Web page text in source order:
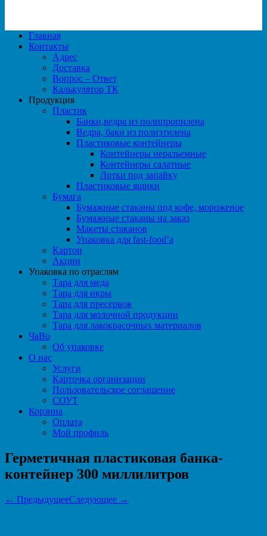
Главная
Контакты
Адрес
Доставка
Вопрос – Ответ
Калькулятор ТК
Продукция
Пластик
Банки,ведра из полипропилена
Ведра, баки из полиэтилена
Пластиковые контейнеры
Контейнеры неразъемные
Контейнеры салатные
Лотки под запайку
Пластиковые ящики
Бумага
Бумажные стаканы под кофе, мороженое
Бумажные стаканы на заказ
Макеты стаканов
Упаковка для fast-food’а
Картон
Акции
Упаковка по отраслям
Тара для меда
Тара для икры
Тара для пресервов
Тара для молочной продукции
Тара для лакокрасочных материалов
ЧаВо
Об упаковке
О нас
Услуги
Карточка организации
Пользовательское соглашение
СОУТ
Корзина
Оплата
Мой профиль
Герметичная пластиковая банка-
контейнер 300 миллилитров
← ПредыдущееСледующее →